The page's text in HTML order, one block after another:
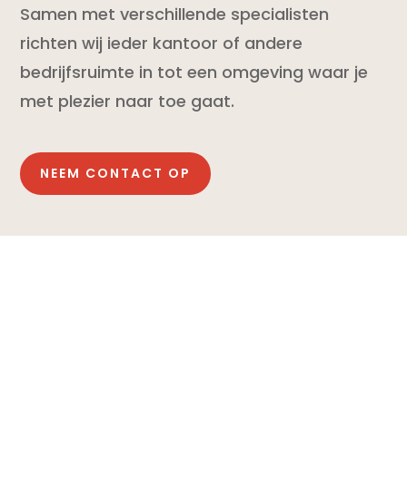
Samen met verschillende specialisten
richten wij ieder kantoor of andere
bedrijfsruimte in tot een omgeving waar je
met plezier naar toe gaat.
NEEM CONTACT OP